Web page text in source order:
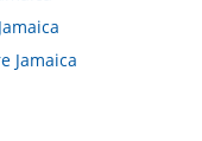
Jamaica